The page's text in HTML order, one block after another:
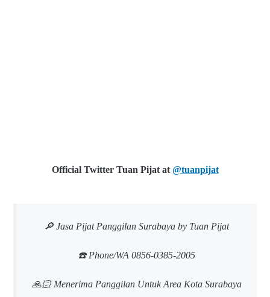
Official Twitter Tuan Pijat at @tuanpijat
🔎 Jasa Pijat Panggilan Surabaya by Tuan Pijat
☎️ Phone/WA 0856-0385-2005
🙏🏻 Menerima Panggilan Untuk Area Kota Surabaya